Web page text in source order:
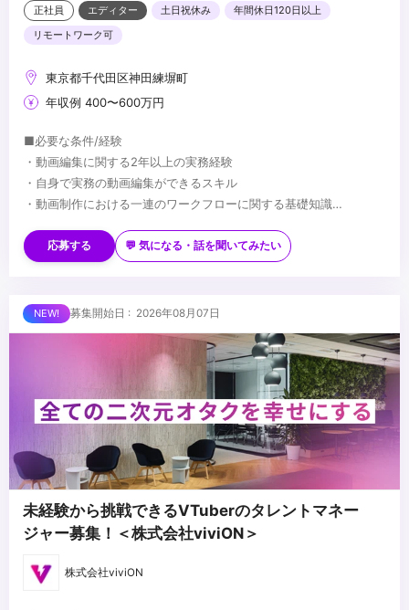
正社員 エディター 土日祝休み
年間休日120日以上
リモートワーク可
東京都千代田区神田練塀町
年収例 400〜600万円
■必要な条件/経験
・動画編集に関する2年以上の実務経験
・自身で実務の動画編集ができるスキル
・動画制作における一連のワークフローに関する基礎知識
※ご応募の際は、ご自身のスキルがわかるポートフォリオ（実績リ
ンクやデモリールなど）の提出が必須となります。
・外部の個人クリエイターや制作会社への外注管理、進行管理の実
務経験
経験
・Adobe Illustrator、Photoshopを用いたグラフィックやテロップ
・若手メンバーに対する育成、技術指導の経験
・編集チームの進行管理、タスクアサインの経験
・制作体制、ワークフローの構築および改善経験
・コンテンツづくりに対して主体的に取り組める姿勢
・変化の多い環境でも柔軟に対応できる柔軟性
...
応募する 💬 気になる・話を聞いてみたい
募集開始日 : 2026年08月07日
未経験から挑戦できるVTuberのタレントマネー
ジャー募集！＜株式会社viviON＞
株式会社viviON